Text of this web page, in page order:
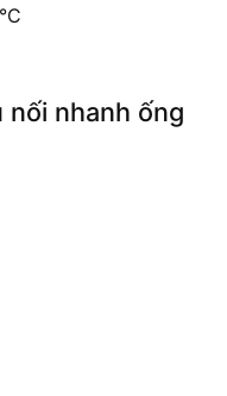
nối nhanh ống